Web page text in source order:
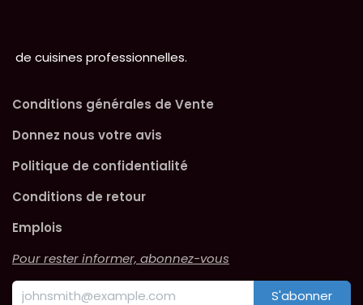
de cuisines professionnelles.
Conditions générales de Vente
Donnez nous votre avis
Politique de confidentialité
Conditions de retour
Emplois
Pour rester informer, abonnez-vous
S'abonner